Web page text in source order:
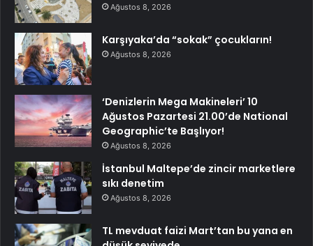
Ağustos 8, 2026
Karşıyaka’da “sokak” çocukların!
Ağustos 8, 2026
‘Denizlerin Mega Makineleri’ 10
Ağustos Pazartesi 21.00’de National
Geographic’te Başlıyor!
Ağustos 8, 2026
İstanbul Maltepe’de zincir marketlere
sıkı denetim
Ağustos 8, 2026
TL mevduat faizi Mart’tan bu yana en